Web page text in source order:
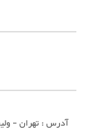
آدرس : تهران -